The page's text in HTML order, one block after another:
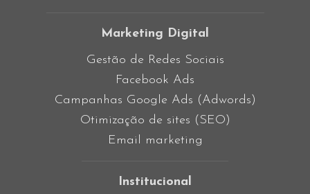
Marketing Digital
Gestão de Redes Sociais
Facebook Ads
Campanhas Google Ads (Adwords)
Otimização de sites (SEO)
Email marketing
Institucional